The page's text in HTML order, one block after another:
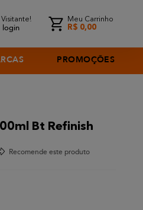
Visitante!
login
Meu Carrinho
R$ 0,00
PROMOÇÕES
Bt Refinish
Recomende este produto